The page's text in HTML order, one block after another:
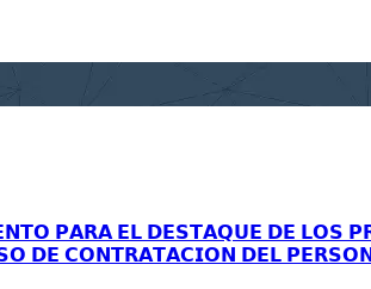
𝗣𝗔𝗥𝗔 𝗘𝗟 𝗗𝗘𝗦𝗧𝗔𝗤𝗨𝗘 𝗗𝗘 𝗟𝗢𝗦
𝗗𝗘 𝗖𝗢𝗡𝗧𝗥𝗔𝗧𝗔𝗖𝗜𝗢𝗡 𝗗𝗘𝗟